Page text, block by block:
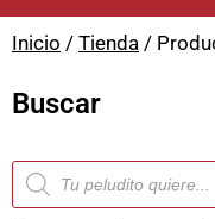
Inicio / Tienda /
Buscar